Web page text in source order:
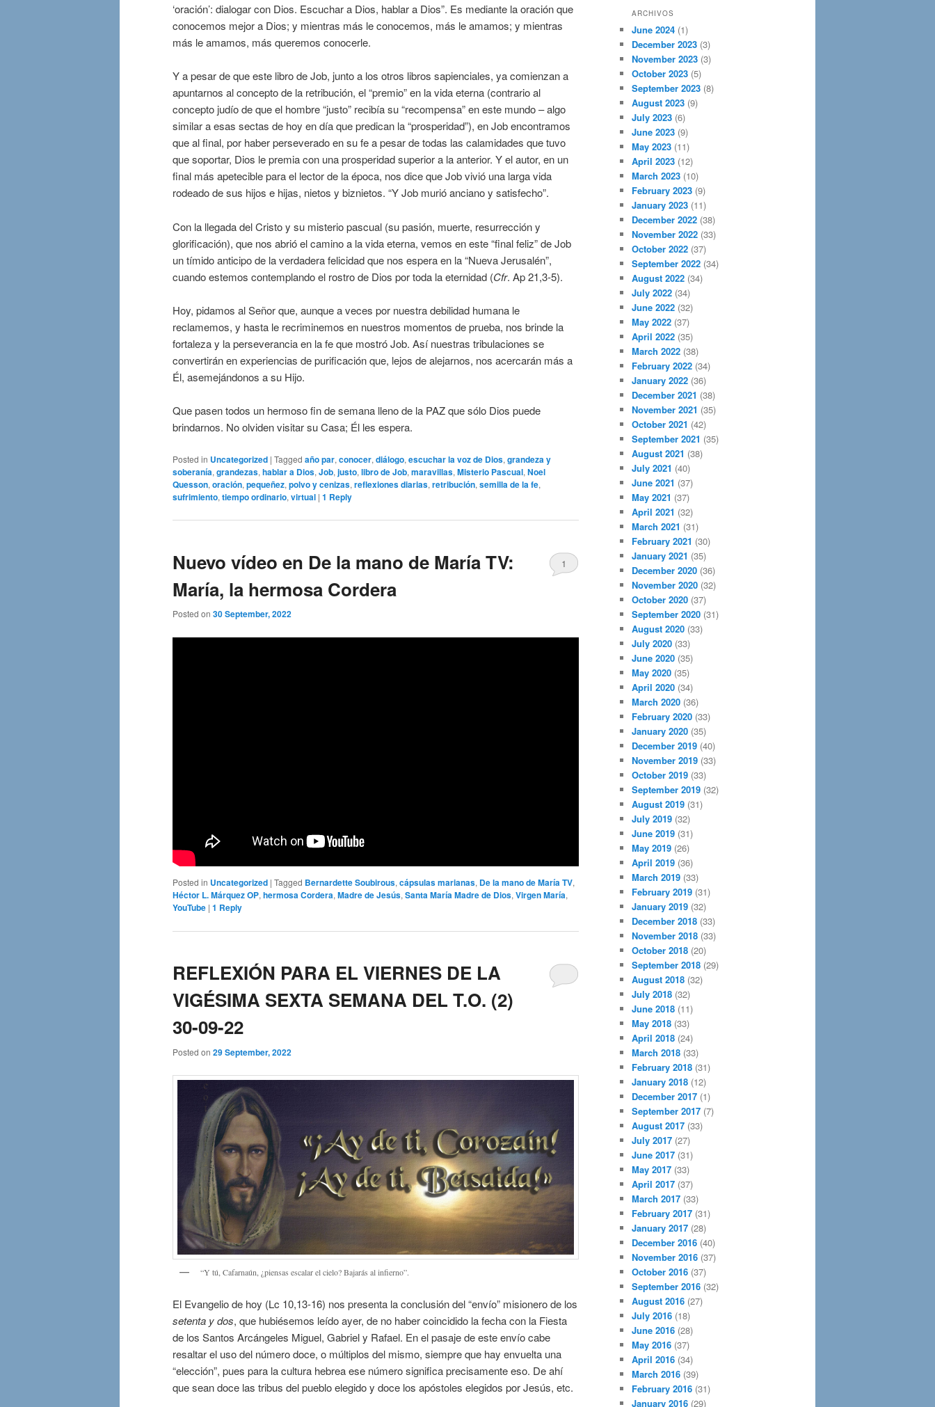
‘oración’: dialogar con Dios. Escuchar a Dios, hablar a Dios”. Es mediante la oración que
conocemos mejor a Dios; y mientras más le conocemos, más le amamos; y mientras
más le amamos, más queremos conocerle.
Y a pesar de que este libro de Job, junto a los otros libros sapienciales, ya comienzan a
apuntarnos al concepto de la retribución, el “premio” en la vida eterna (contrario al
concepto judío de que el hombre “justo” recibía su “recompensa” en este mundo – algo
similar a esas sectas de hoy en día que predican la “prosperidad”), en Job encontramos
que al final, por haber perseverado en su fe a pesar de todas las calamidades que tuvo
que soportar, Dios le premia con una prosperidad superior a la anterior. Y el autor, en un
final más apetecible para el lector de la época, nos dice que Job vivió una larga vida
rodeado de sus hijos e hijas, nietos y biznietos. “Y Job murió anciano y satisfecho”.
Con la llegada del Cristo y su misterio pascual (su pasión, muerte, resurrección y
glorificación), que nos abrió el camino a la vida eterna, vemos en este “final feliz” de Job
un tímido anticipo de la verdadera felicidad que nos espera en la “Nueva Jerusalén”,
cuando estemos contemplando el rostro de Dios por toda la eternidad (Cfr. Ap 21,3-5).
Hoy, pidamos al Señor que, aunque a veces por nuestra debilidad humana le
reclamemos, y hasta le recriminemos en nuestros momentos de prueba, nos brinde la
fortaleza y la perseverancia en la fe que mostró Job. Así nuestras tribulaciones se
convertirán en experiencias de purificación que, lejos de alejarnos, nos acercarán más a
Él, asemejándonos a su Hijo.
Que pasen todos un hermoso fin de semana lleno de la PAZ que sólo Dios puede
brindarnos. No olviden visitar su Casa; Él les espera.
Posted in Uncategorized | Tagged año par, conocer, diálogo, escuchar la voz de Dios, grandeza y
soberanía, grandezas, hablar a Dios, Job, justo, libro de Job, maravillas, Misterio Pascual, Noel
Quesson, oración, pequeñez, polvo y cenizas, reflexiones diarias, retribución, semilla de la fe,
sufrimiento, tiempo ordinario, virtual | 1 Reply
Nuevo vídeo en De la mano de María TV:
María, la hermosa Cordera
Posted on 30 September, 2022
1
Posted in Uncategorized | Tagged Bernardette Soubirous, cápsulas marianas, De la mano de María TV,
Héctor L. Márquez OP, hermosa Cordera, Madre de Jesús, Santa María Madre de Dios, Virgen María,
YouTube | 1 Reply
REFLEXIÓN PARA EL VIERNES DE LA
VIGÉSIMA SEXTA SEMANA DEL T.O. (2)
30-09-22
Posted on 29 September, 2022
“Y tú, Cafarnaún, ¿piensas escalar el cielo? Bajarás al infierno”.
El Evangelio de hoy (Lc 10,13-16) nos presenta la conclusión del “envío” misionero de los
setenta y dos, que hubiésemos leído ayer, de no haber coincidido la fecha con la Fiesta
de los Santos Arcángeles Miguel, Gabriel y Rafael. En el pasaje de este envío cabe
resaltar el uso del número doce, o múltiplos del mismo, siempre que hay envuelta una
“elección”, pues para la cultura hebrea ese número significa precisamente eso. De ahí
que sean doce las tribus del pueblo elegido y doce los apóstoles elegidos por Jesús, etc.
ARCHIVOS
June 2024 (1)
December 2023 (3)
November 2023 (3)
October 2023 (5)
September 2023 (8)
August 2023 (9)
July 2023 (6)
June 2023 (9)
May 2023 (11)
April 2023 (12)
March 2023 (10)
February 2023 (9)
January 2023 (11)
December 2022 (38)
November 2022 (33)
October 2022 (37)
September 2022 (34)
August 2022 (34)
July 2022 (34)
June 2022 (32)
May 2022 (37)
April 2022 (35)
March 2022 (38)
February 2022 (34)
January 2022 (36)
December 2021 (38)
November 2021 (35)
October 2021 (42)
September 2021 (35)
August 2021 (38)
July 2021 (40)
June 2021 (37)
May 2021 (37)
April 2021 (32)
March 2021 (31)
February 2021 (30)
January 2021 (35)
December 2020 (36)
November 2020 (32)
October 2020 (37)
September 2020 (31)
August 2020 (33)
July 2020 (33)
June 2020 (35)
May 2020 (35)
April 2020 (34)
March 2020 (36)
February 2020 (33)
January 2020 (35)
December 2019 (40)
November 2019 (33)
October 2019 (33)
September 2019 (32)
August 2019 (31)
July 2019 (32)
June 2019 (31)
May 2019 (26)
April 2019 (36)
March 2019 (33)
February 2019 (31)
January 2019 (32)
December 2018 (33)
November 2018 (33)
October 2018 (20)
September 2018 (29)
August 2018 (32)
July 2018 (32)
June 2018 (11)
May 2018 (33)
April 2018 (24)
March 2018 (33)
February 2018 (31)
January 2018 (12)
December 2017 (1)
September 2017 (7)
August 2017 (33)
July 2017 (27)
June 2017 (31)
May 2017 (33)
April 2017 (37)
March 2017 (33)
February 2017 (31)
January 2017 (28)
December 2016 (40)
November 2016 (37)
October 2016 (37)
September 2016 (32)
August 2016 (27)
July 2016 (18)
June 2016 (28)
May 2016 (37)
April 2016 (34)
March 2016 (39)
February 2016 (31)
January 2016 (29)